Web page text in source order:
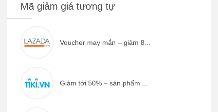
Mã giảm giá tương tự
Voucher may mắn – giảm 8...
Giảm tới 50% – sản phẩm ...